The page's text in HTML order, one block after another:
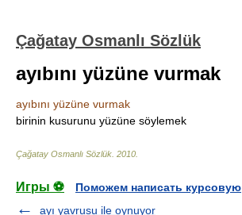
Çağatay Osmanlı Sözlük
ayıbını yüzüne vurmak
ayıbını yüzüne vurmak
birinin kusurunu yüzüne söylemek
Çağatay Osmanlı Sözlük 2010
Игры ⚽
Поможем написать курсовую
ayı yavrusu ile oynuyor